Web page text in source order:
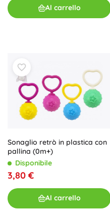
Al carrello
Sonaglio retrò in plastica con
pallina (0m+)
Disponibile
3,80 €
Al carrello